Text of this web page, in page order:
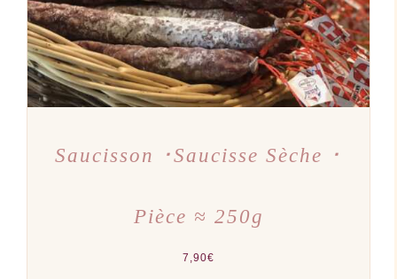
Saucisson ･Saucisse Sèche ･
Pièce ≈ 250g
7,90€